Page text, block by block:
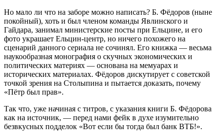
Но мало ли что на заборе можно написать? Б. Фёдоров (ныне
покойный), хоть и был членом команды Явлинского и
Гайдара, занимал министерские посты при Ельцине, и его
фото украшает Ельцин-центр, но ничего похожего на
сценарий данного сериала не сочинял. Его книжка — весьма
наукообразная монография о скучных экономических и
политических материях — основана на мемуарах и
исторических материалах. Фёдоров дискутирует с советской
точкой зрения на Столыпина и пытается доказать, почему
«Пётр был прав».
Так что, уже начиная с титров, с указания книги Б. Фёдорова
как на источник, — перед нами фейк в духе изумительно
безвкусных подделок «Вот если бы тогда был банк ВТБ!».